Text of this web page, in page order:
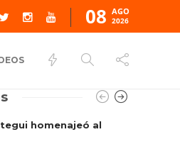
08 AGO
2026
homenajeó al